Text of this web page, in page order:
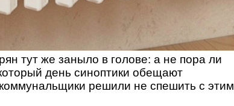
тут же заныло в голове: а не пора ли
день синоптики обещают
решили не спешить с этим